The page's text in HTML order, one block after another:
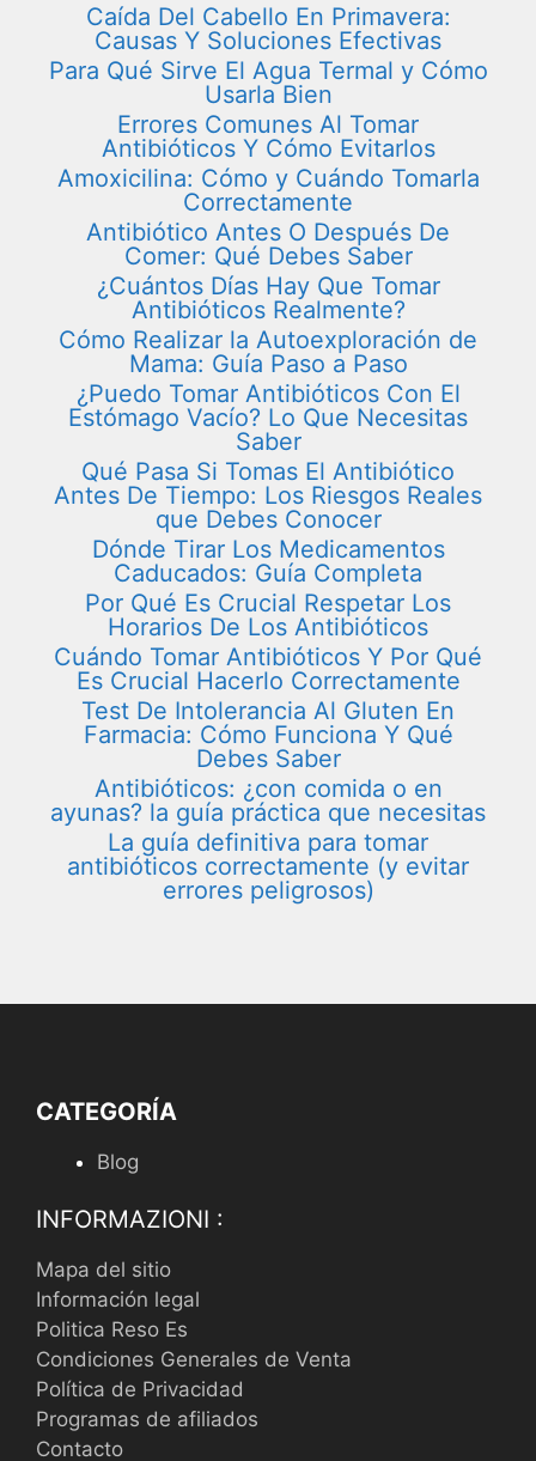
Caída Del Cabello En Primavera:
Causas Y Soluciones Efectivas
Para Qué Sirve El Agua Termal y Cómo
Usarla Bien
Errores Comunes Al Tomar
Antibióticos Y Cómo Evitarlos
Amoxicilina: Cómo y Cuándo Tomarla
Correctamente
Antibiótico Antes O Después De
Comer: Qué Debes Saber
¿Cuántos Días Hay Que Tomar
Antibióticos Realmente?
Cómo Realizar la Autoexploración de
Mama: Guía Paso a Paso
¿Puedo Tomar Antibióticos Con El
Estómago Vacío? Lo Que Necesitas
Saber
Qué Pasa Si Tomas El Antibiótico
Antes De Tiempo: Los Riesgos Reales
que Debes Conocer
Dónde Tirar Los Medicamentos
Caducados: Guía Completa
Por Qué Es Crucial Respetar Los
Horarios De Los Antibióticos
Cuándo Tomar Antibióticos Y Por Qué
Es Crucial Hacerlo Correctamente
Test De Intolerancia Al Gluten En
Farmacia: Cómo Funciona Y Qué
Debes Saber
Antibióticos: ¿con comida o en
ayunas? la guía práctica que necesitas
La guía definitiva para tomar
antibióticos correctamente (y evitar
errores peligrosos)
CATEGORÍA
Blog
INFORMAZIONI :
Mapa del sitio
Información legal
Politica Reso Es
Condiciones Generales de Venta
Política de Privacidad
Programas de afiliados
Contacto